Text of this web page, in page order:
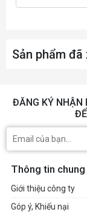
Sản phẩm đã
ĐĂNG KÝ NHẬN
Thông tin chung
Giới thiệu công ty
Góp ý, Khiếu nại